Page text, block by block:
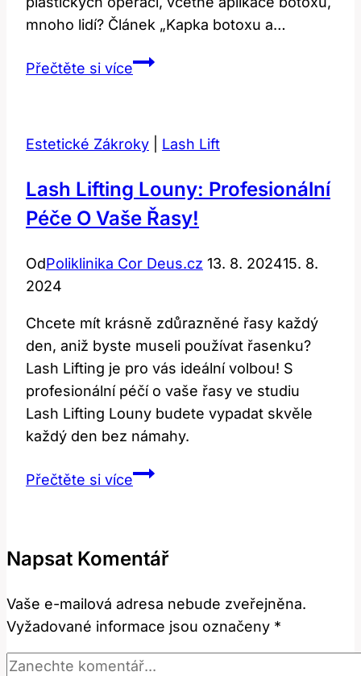
mnoho lidí? Článek „Kapka botoxu a…
Přečtěte si víceKapka
Kolik
může
zabít?
Estetické Zákroky Lash Lift
Lash Lifting Louny: Profesionální
Péče O Vaše Řasy!
OdPoliklinika Cor Deus.cz 13. 8. 202415. 8.
2024
Chcete mít krásně zdůrazněné řasy každý
den, aniž byste museli používat řasenku?
Lash Lifting je pro vás ideální volbou! S
profesionální péčí o vaše řasy ve studiu
Lash Lifting Louny budete vypadat skvěle
každý den bez námahy.
Přečtěte si víceLash
Péče
Vaše
Řasy!
Napsat Komentář
Vaše e-mailová adresa nebude zveřejněna.
Vyžadované informace jsou označeny *